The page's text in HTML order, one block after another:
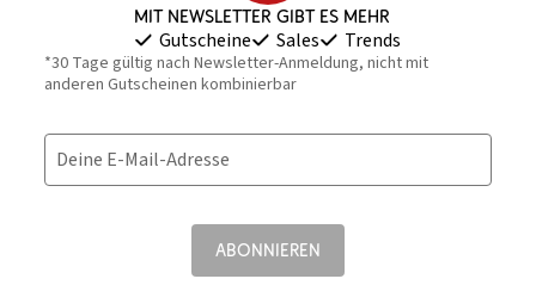
Mit Newsletter gibt es mehr
Gutscheine Sales Trends
*30 Tage gültig nach Newsletter-Anmeldung, nicht mit
anderen Gutscheinen kombinierbar
Deine E-Mail-Adresse
ABONNIEREN